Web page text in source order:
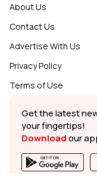
About Us
Contact Us
Advertise With Us
Privacy Policy
Terms of Use
Get the latest
your fingertips!
Downloadour